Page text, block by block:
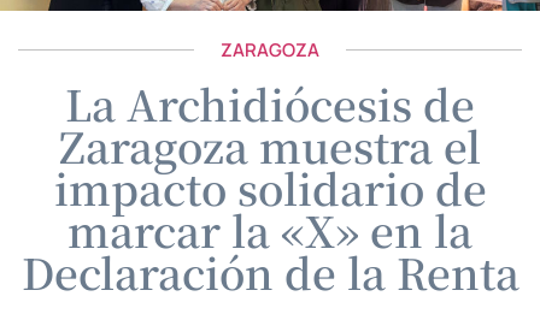
ZARAGOZA
La Archidiócesis de
Zaragoza muestra el
impacto solidario de
marcar la «X» en la
Declaración de la Renta